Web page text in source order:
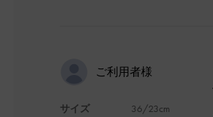
ご利用者様
サイズ
36/23cm